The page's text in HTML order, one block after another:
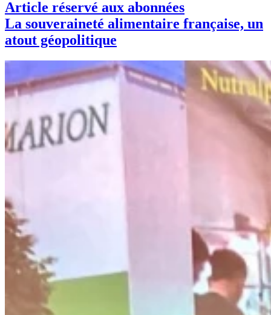
Article réservé aux abonnées
La souveraineté alimentaire française, un
atout géopolitique